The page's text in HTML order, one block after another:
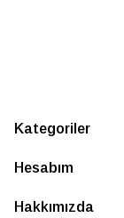
Kategoriler
Hesabım
Hakkımızda